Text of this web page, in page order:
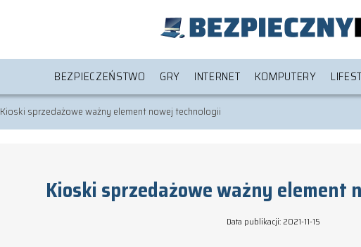
BEZPIECZEŃSTWO GRY INTERNET KOMPUTERY
Kioski sprzedażowe ważny element nowej technologii
Kioski sprzedażowe ważny element
Data publikacji: 2021-11-15